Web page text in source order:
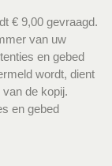
€ 9,00 gevraagd.
van uw
en gebed
wordt, dient
de kopij.
en gebed